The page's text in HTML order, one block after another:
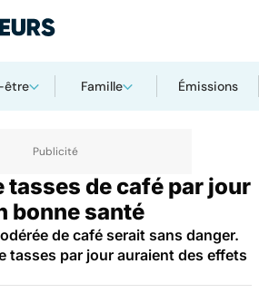
être Famille Émissions
Thé et café
tasses de café par jour
bonne santé
de café serait sans danger.
tasses par jour auraient des effets